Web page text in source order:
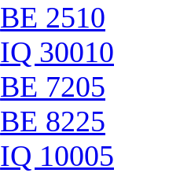
BE 2510
IQ 30010
BE 7205
BE 8225
IQ 10005